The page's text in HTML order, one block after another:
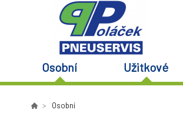
Osobní Užitkové
Osobní